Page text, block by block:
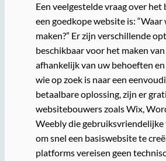
Een veelgestelde vraag over het
een goedkope website is: “Waar
maken?” Er zijn verschillende
beschikbaar voor het maken
afhankelijk van uw behoeften
wie op zoek is naar een
betaalbare oplossing, zijn er
websitebouwers zoals Wix,
Weebly die gebruiksvriendelijke
om snel een basiswebsite te
platforms vereisen geen